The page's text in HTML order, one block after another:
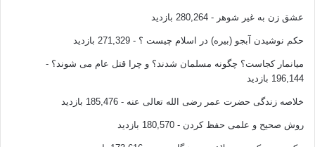
عشق زن به غیر شوهر - 280,264 بازدید
حکم نوشیدن آبجو (بیره) در اسلام چیست ؟ - 271,329 بازدید
میانمار کجاست؟ چگونه مسلمان شدند؟ و چرا قتل عام می شوند؟ -
196,144 بازدید
خلاصه زندگی حضرت عمر رضی الله تعالی عنه - 185,476 بازدید
روش صحیح و علمی حفظ کردن - 180,570 بازدید